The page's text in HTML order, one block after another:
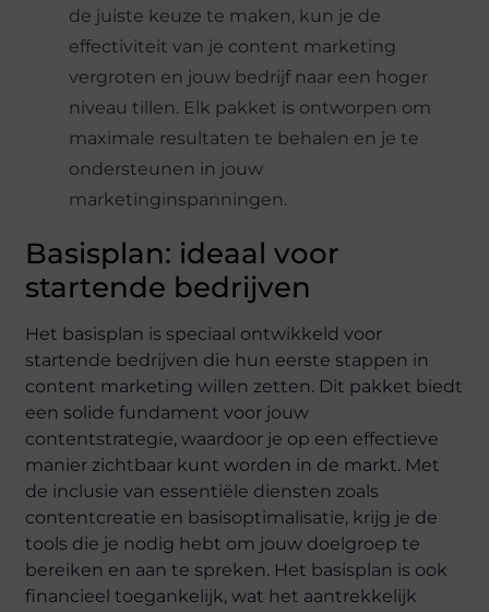
de juiste keuze te maken, kun je de
effectiviteit van je content marketing
vergroten en jouw bedrijf naar een hoger
niveau tillen. Elk pakket is ontworpen om
maximale resultaten te behalen en je te
ondersteunen in jouw
marketinginspanningen.
Basisplan: ideaal voor
startende bedrijven
Het basisplan is speciaal ontwikkeld voor
startende bedrijven die hun eerste stappen in
content marketing willen zetten. Dit pakket biedt
een solide fundament voor jouw
contentstrategie, waardoor je op een effectieve
manier zichtbaar kunt worden in de markt. Met
de inclusie van essentiële diensten zoals
contentcreatie en basisoptimalisatie, krijg je de
tools die je nodig hebt om jouw doelgroep te
bereiken en aan te spreken. Het basisplan is ook
financieel toegankelijk, wat het aantrekkelijk